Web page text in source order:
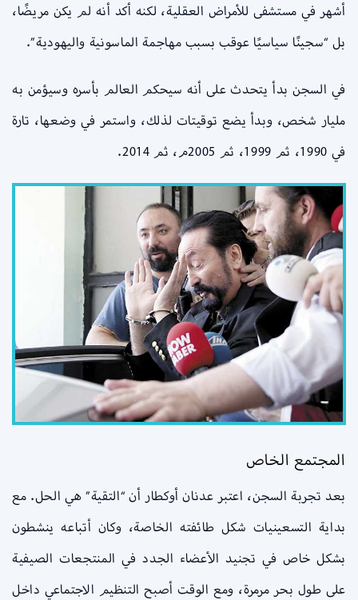
أشهر في مستشفى للأمراض العقلية، لكنه أكد أنه لم يكن مريضًا،
بل “سجينًا سياسيًا عوقب بسبب مهاجمة الماسونية واليهودية”.
في السجن بدأ يتحدث على أنه سيحكم العالم بأسره وسيؤمن به
مليار شخص، وبدأ يضع توقيتات لذلك، واستمر في وضعها، تارة
في 1990، ثم 1999، ثم 2005م، ثم 2014.
المجتمع الخاص
بعد تجربة السجن، اعتبر عدنان أوكطار أن “التقية” هي الحل. مع
بداية التسعينيات شكل طائفته الخاصة، وكان أتباعه ينشطون
بشكل خاص في تجنيد الأعضاء الجدد في المنتجعات الصيفية
على طول بحر مرمرة، ومع الوقت أصبح التنظيم الاجتماعي داخل